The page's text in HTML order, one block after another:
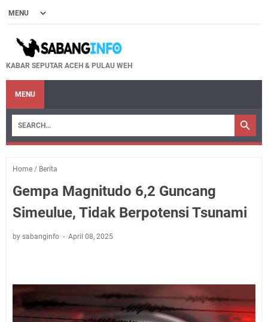
KABAR SEPUTAR ACEH & PULAU WEH
MENU
Home / Berita
Gempa Magnitudo 6,2 Guncang
Simeulue, Tidak Berpotensi Tsunami
by sabanginfo April 08, 2025